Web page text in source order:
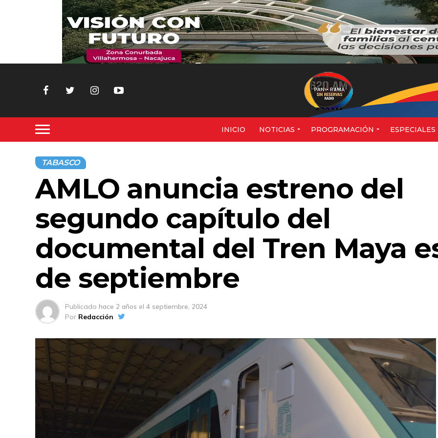
620AM
INICIO NOTICIAS PROGRAMACIÓN ESPECIALES
TABASCO
AMLO anuncia estreno del
segundo capítulo del
documental del Tren Maya
de septiembre
Publicado hace 2 años el 4 septiembre, 2024
Por Redacción